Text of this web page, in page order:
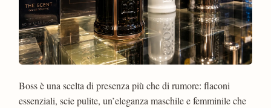
Boss è una scelta di presenza più che di rumore: flaconi
essenziali, scie pulite, un’eleganza maschile e femminile che